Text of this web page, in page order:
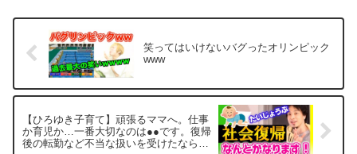
笑ってはいけないバグったオリンピック
www
【ひろゆき子育て】頑張るママへ。仕事
か育児か…一番大切なのは●●です。復帰
後の転勤など不当な扱いを受けたなら社